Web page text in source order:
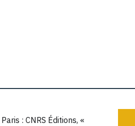
Paris : CNRS Éditions, «